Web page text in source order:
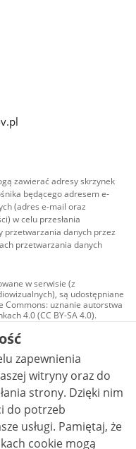
zawierać adresy skrzynek
będącego adresem e-
(adres e-mail oraz
w celu przesłania
przetwarzania danych przez
przetwarzania danych
w serwisie (z
są udostępniane
Commons: uznanie autorstwa
4.0 (CC BY-SA 4.0).
w tym zdjęcia, materiały
na licencji typu
autorstwa użycie
zależnych 4.0 (CC BY-
to stwierdzone inaczej.
zapewnienia
witryny oraz do
Dzięki nim
do potrzeb
Pamiętaj, że
cookie mogą